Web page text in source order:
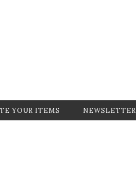
YOUR ITEMS NEWSLETTER